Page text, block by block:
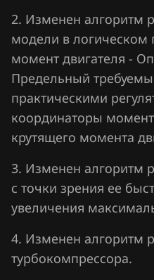
Jeep
Jetour
Kia
King Long
Lancia
Land Rover
Lexus
Lifan
2. Изменен алгоритм
модели в логическом
момент двигателя -
Предельный
практическими
координаторы
крутящего момента
3. Изменен алгоритм
с точки зрения ее
увеличения
4. Изменен алгоритм
турбокомпрессора.